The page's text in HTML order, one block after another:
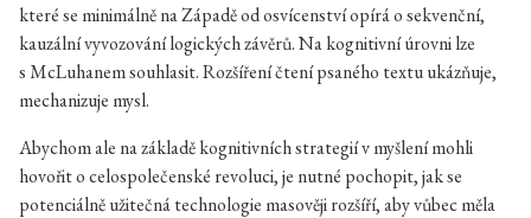
které se minimálně na Západě od osvícenství opírá o sekvenční,
kauzální vyvozování logických závěrů. Na kognitivní úrovni lze
s McLuhanem souhlasit. Rozšíření čtení psaného textu ukázňuje,
mechanizuje mysl.
Abychom ale na základě kognitivních strategií v myšlení mohli
hovořit o celospolečenské revoluci, je nutné pochopit, jak se
potenciálně užitečná technologie masověji rozšíří, aby vůbec měla